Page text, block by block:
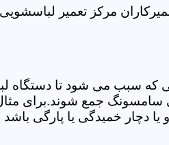
مرکز تعمیر
که سبب می شود تا دستگاه
جمع شوند.برای مثال
دچار خمیدگی یا پارگی